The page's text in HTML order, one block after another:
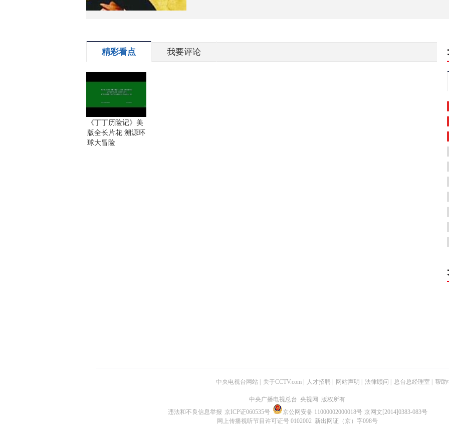
精彩看点 我要评论
《丁丁历险记》美
版全长片花 溯源环
球大冒险
中央电视台网站 关于CCTV.com 人才招聘 网站声明 法律顾问 总台总经理室 帮助
中央广播电视总台 央视网 版权所有
违法和不良信息举报 京ICP证060535号 京公网安备 11000002000018号 京网文[2014]0383-083号
网上传播视听节目许可证号 0102002 新出网证（京）字098号